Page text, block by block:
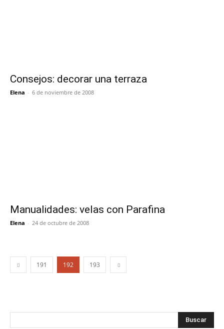
Consejos: decorar una terraza
Elena - 6 de noviembre de 2008
Manualidades: velas con Parafina
Elena - 24 de octubre de 2008
191 192 193
Buscar